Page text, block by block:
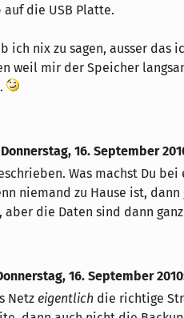
die USB Platte.
ich nix zu sagen, ausser das
weil mir der Speicher
Donnerstag, 16. September
Was machst Du
niemand zu Hause ist,
aber die Daten sind dann ganz
16. September 2010
Netz eigentlich die richtige